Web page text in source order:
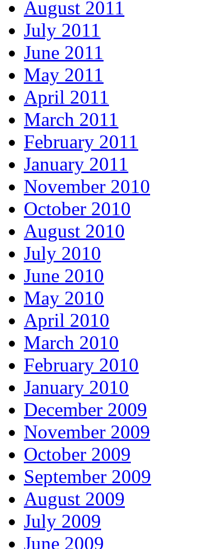
August 2011
July 2011
June 2011
May 2011
April 2011
March 2011
February 2011
January 2011
November 2010
October 2010
August 2010
July 2010
June 2010
May 2010
April 2010
March 2010
February 2010
January 2010
December 2009
November 2009
October 2009
September 2009
August 2009
July 2009
June 2009